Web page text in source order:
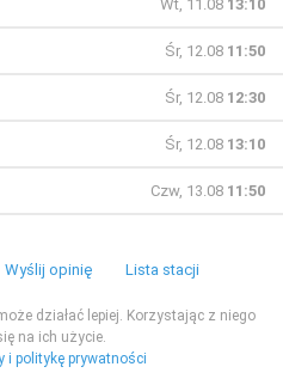
Wt, 11.08 13:10
Śr, 12.08 11:50
Śr, 12.08 12:30
Śr, 12.08 13:10
Czw, 13.08 11:50
Wyślij opinię Lista stacji
działać lepiej. Korzystając z niego
na ich użycie.
i politykę prywatności